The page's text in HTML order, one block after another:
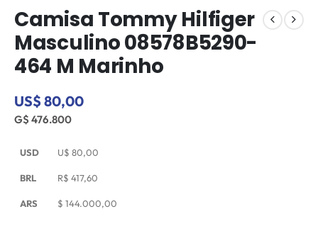
Camisa Tommy Hilfiger
Masculino 08578B5290-
464 M Marinho
US$ 80,00
G$ 476.800
USD U$ 80,00
BRL R$ 417,60
ARS $ 144.000,00